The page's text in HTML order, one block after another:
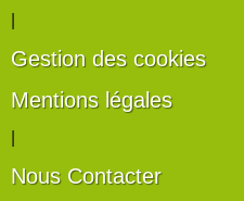
Gestion des cookies
Mentions légales
Nous Contacter